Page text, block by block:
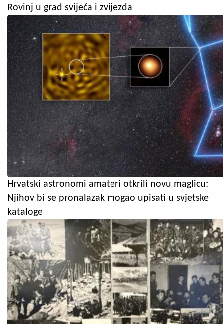
Rovinj u grad svijeća i zvijezda
Hrvatski astronomi amateri otkrili novu maglicu:
Njihov bi se pronalazak mogao upisati u svjetske
kataloge